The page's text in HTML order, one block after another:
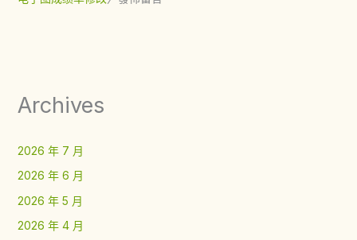
Archives
2026 年 7 月
2026 年 6 月
2026 年 5 月
2026 年 4 月